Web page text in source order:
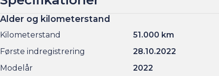
Alder og kilometerstand
Kilometerstand
51.000 km
Første indregistrering
28.10.2022
Modelår
2022